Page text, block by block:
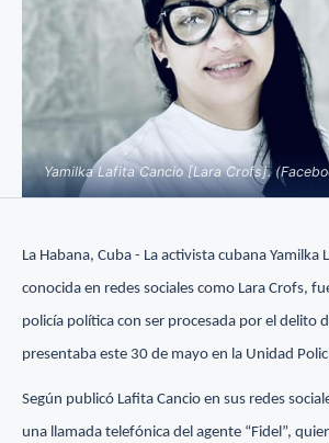
Yamilka Lafita Cancio [Lara Crofs].
La Habana, Cuba - La activista cubana Yamilka
conocida en redes sociales como Lara Crofs,
policía política con ser procesada por el delito
presentaba este 30 de mayo en la Unidad
Según publicó Lafita Cancio en sus redes
una llamada telefónica del agente “Fidel”,